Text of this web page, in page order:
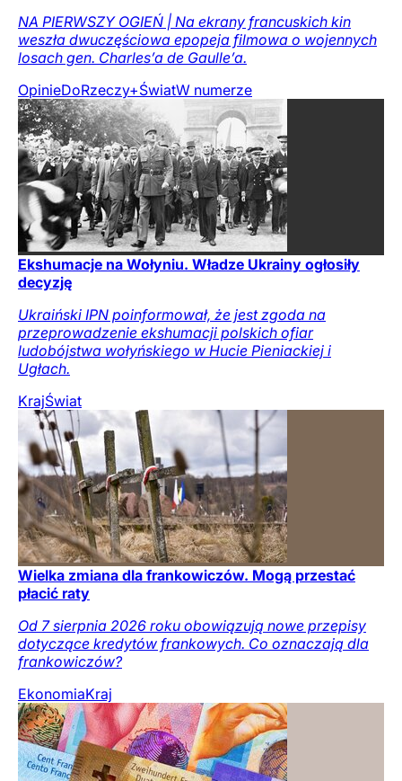
NA PIERWSZY OGIEŃ | Na ekrany francuskich kin
weszła dwuczęściowa epopeja filmowa o wojennych
losach gen. Charles’a de Gaulle’a.
OpinieDoRzeczy+ŚwiatW numerze
Ekshumacje na Wołyniu. Władze Ukrainy ogłosiły
decyzję
Ukraiński IPN poinformował, że jest zgoda na
przeprowadzenie ekshumacji polskich ofiar
ludobójstwa wołyńskiego w Hucie Pieniackiej i
Ugłach.
KrajŚwiat
Wielka zmiana dla frankowiczów. Mogą przestać
płacić raty
Od 7 sierpnia 2026 roku obowiązują nowe przepisy
dotyczące kredytów frankowych. Co oznaczają dla
frankowiczów?
EkonomiaKraj